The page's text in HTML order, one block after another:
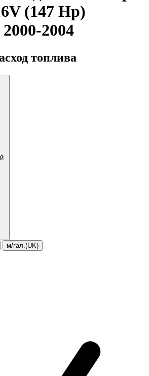
(147 Hp)
2004
топлива
м/гал.(UK)